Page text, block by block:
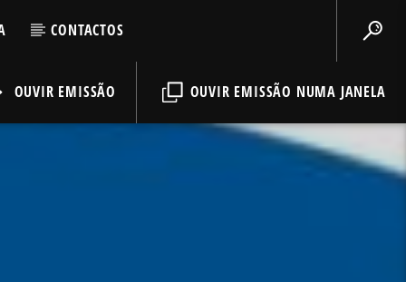
CONTACTOS
OUVIR EMISSÃO NUMA JANELA
OUVIR EMISSÃO